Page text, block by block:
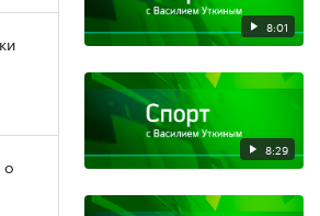
8:01
8:29
о